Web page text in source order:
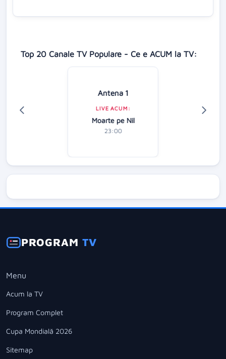
Top 20 Canale TV Populare - Ce e ACUM la TV:
Antena 1
LIVE ACUM:
Moarte pe Nil
23:00
PROGRAMTV
Menu
Acum la TV
Program Complet
Cupa Mondială 2026
Sitemap